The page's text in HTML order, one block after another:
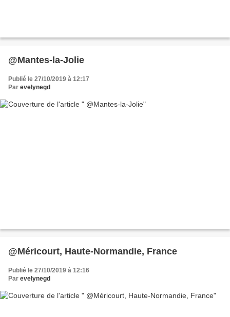
@Mantes-la-Jolie
Publié le 27/10/2019 à 12:17
Par evelynegd
@Méricourt, Haute-Normandie, France
Publié le 27/10/2019 à 12:16
Par evelynegd